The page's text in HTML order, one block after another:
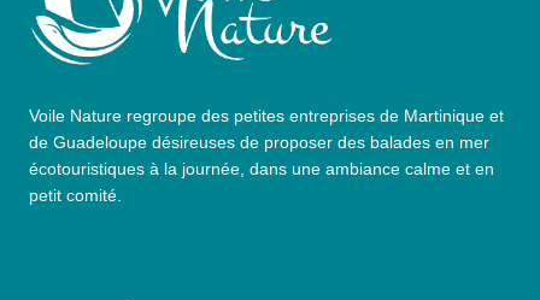
Voile Nature regroupe des petites entreprises de Martinique et
de Guadeloupe désireuses de proposer des balades en mer
écotouristiques à la journée, dans une ambiance calme et en
petit comité.